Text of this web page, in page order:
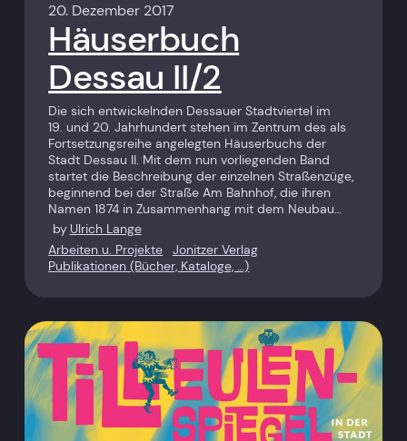
20. Dezember 2017
Häuserbuch
Dessau II/2
Die sich entwickelnden Dessauer Stadtviertel im
19. und 20. Jahr­hundert stehen im Zentrum des als
Fortsetzungsreihe angelegten Häuserbuchs der
Stadt Dessau II. Mit dem nun vorliegenden Band
startet die Beschreibung der einzelnen Straßenzüge,
beginnend bei der Straße Am Bahnhof, die ihren
Namen 1874 in Zusammenhang mit dem Neubau…
by Ulrich Lange
Arbeiten u. Projekte
Jonitzer Verlag
Publikationen (Bücher, Kataloge, …)